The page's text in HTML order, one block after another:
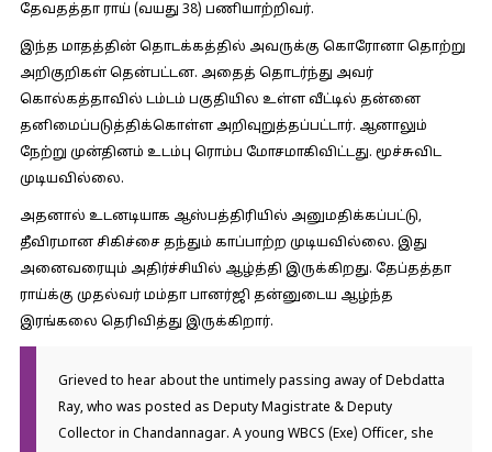
தேவதத்தா ராய் (வயது 38) பணியாற்றிவர்.
இந்த மாதத்தின் தொடக்கத்தில் அவருக்கு கொரோனா தொற்று
அறிகுறிகள் தென்பட்டன. அதைத் தொடர்ந்து அவர்
கொல்கத்தாவில் டம்டம் பகுதியில உள்ள வீட்டில் தன்னை
தனிமைப்படுத்திக்கொள்ள அறிவுறுத்தப்பட்டார். ஆனாலும்
நேற்று முன்தினம் உடம்பு ரொம்ப மோசமாகிவிட்டது. மூச்சுவிட
முடியவில்லை.
அதனால் உடனடியாக ஆஸ்பத்திரியில் அனுமதிக்கப்பட்டு,
தீவிரமான சிகிச்சை தந்தும் காப்பாற்ற முடியவில்லை. இது
அனைவரையும் அதிர்ச்சியில் ஆழ்த்தி இருக்கிறது. தேப்தத்தா
ராய்க்கு முதல்வர் மம்தா பானர்ஜி தன்னுடைய ஆழ்ந்த
இரங்கலை தெரிவித்து இருக்கிறார்.
Grieved to hear about the untimely passing away of Debdatta
Ray, who was posted as Deputy Magistrate & Deputy
Collector in Chandannagar. A young WBCS (Exe) Officer, she